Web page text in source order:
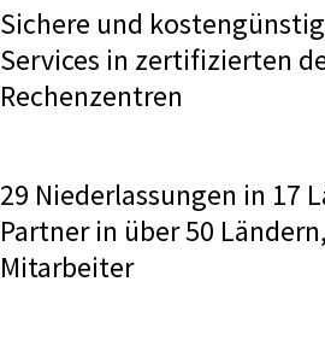
Sichere und
Services in zertifizierten
Rechenzentren
29 Niederlassungen in 17
Partner in über 50
Mitarbeiter